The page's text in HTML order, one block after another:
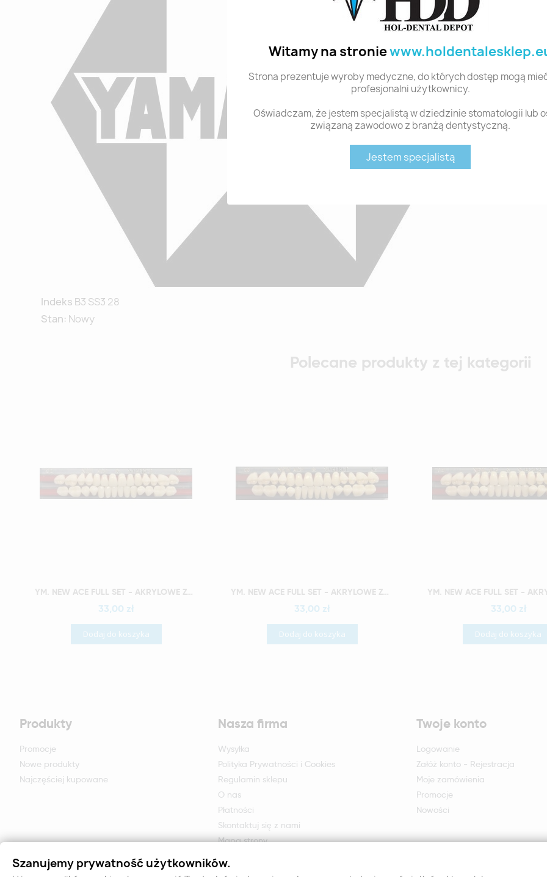
Witamy na stronie
Strona prezentuje wyroby medyczne, do których dostęp mogą
profesjonalni użytkownicy.
Oświadczam, że jestem specjalistą w dziedzinie stomatologii lub
związaną zawodowo z branżą dentystyczną.
Jestem specjalistą
Indeks B3 SS3 28
Stan: Nowy
Polecane produkty z tej kategorii
Szybki podgląd YM. NEW ACE FULL SET - AKRYLOWE ZĘBY SZTUCZNE - B3-O2
33,00 zł
Dodaj do koszyka
Szybki podgląd YM. NEW ACE FULL SET - AKRYLOWE ZĘBY SZTUCZNE - B3-O3
33,00 zł
Dodaj do koszyka
Szybki podgląd
33,00 zł
Dodaj do koszyka
Produkty
Promocje
Nowe produkty
Najczęściej kupowane
Nasza firma
Wysyłka
Polityka Prywatności i Cookies
Regulamin sklepu
O nas
Płatności
Skontaktuj się z nami
Mapa strony
Twoje konto
Logowanie
Załóż konto - Rejestracja
Moje zamówienia
Promocje
Nowości
Szanujemy prywatność użytkowników.